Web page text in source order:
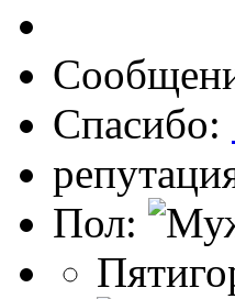
Спасибо:
Пол: